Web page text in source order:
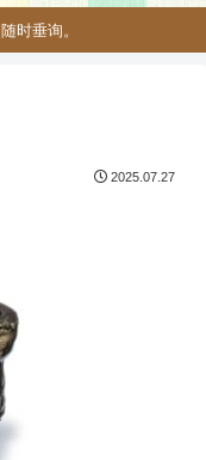
时垂询。
2025.07.27